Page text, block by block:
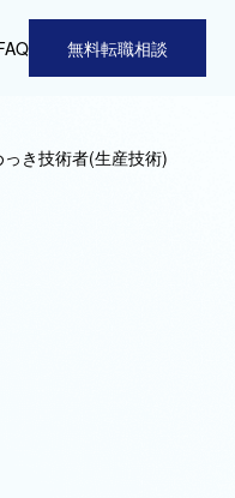
無料転職相談
き技術者(生産技術)